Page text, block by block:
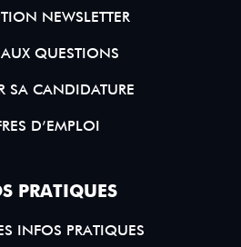
NEWSLETTER
QUESTIONS
SA CANDIDATURE
D’EMPLOI
PRATIQUES
INFOS PRATIQUES